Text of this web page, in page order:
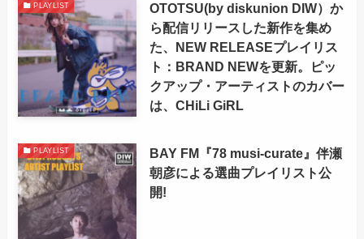
PLAYLIST
OTOTSU(by diskunion DIW）か
ら配信リリースした新作を集め
た、NEW RELEASEプレイリス
ト：BRAND NEWを更新。ピッ
クアップ・アーティストのカバー
は、CHiLi GiRL
PLAYLIST
BAY FM『78 musi-curate』伴瀬
朝彦による選曲プレイリスト公
開!